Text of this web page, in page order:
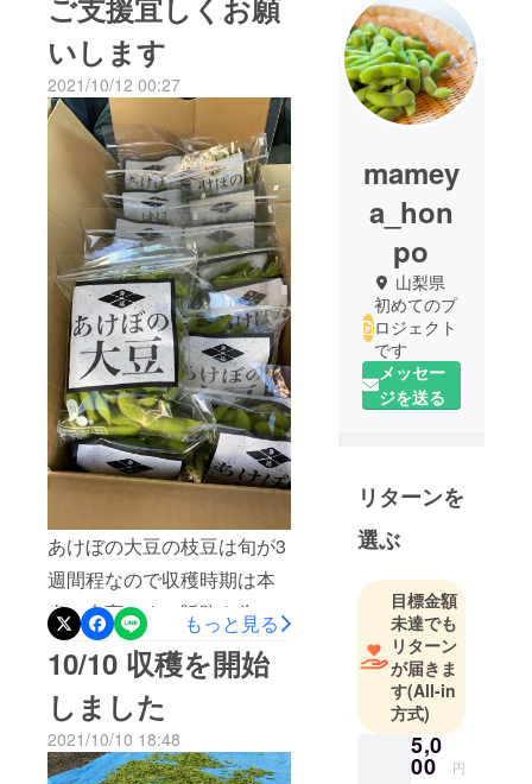
ご支援宜しくお願
いします
2021/10/12 00:27
あけぼの大豆の枝豆は旬が3
週間程なので収穫時期は本
当に大変です。販路を失っ
た可愛い枝豆をどうか救っ
てください！！宜しくお願
いします。
もっと見る
10/10 収穫を開始
しました
2021/10/10 18:48
mamey
a_hon
po
山梨県
初めてのプ
ロジェクト
です
メッセー
ジを送る
リターンを
選ぶ
目標金額
未達でも
リターン
が届きま
す(All-in
方式)
5,0
00 円